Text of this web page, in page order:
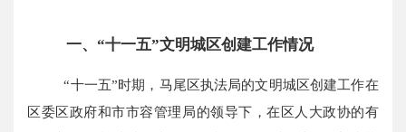
一、“十一五”文明城区创建工作情况
“十一五”时期，马尾区执法局的文明城区创建工作在
区委区政府和市市容管理局的领导下，在区人大政协的有